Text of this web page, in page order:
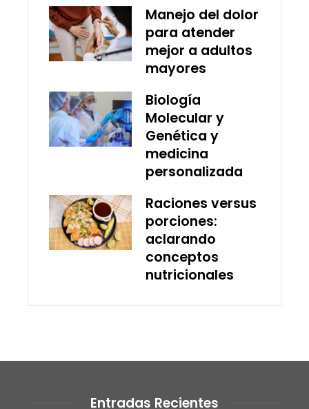
Manejo del dolor
para atender
mejor a adultos
mayores
Biología
Molecular y
Genética y
medicina
personalizada
Raciones versus
porciones:
aclarando
conceptos
nutricionales
Entradas Recientes